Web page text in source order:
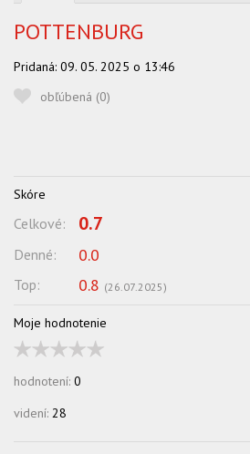
KALENDÁR AKCIÍ
POTTENBURG
Pridaná: 09. 05. 2025 o 13:46
obľúbená (0)
Skóre
Celkové: 0.7
Denné: 0.0
Top: 0.8 (26.07.2025)
Moje hodnotenie
hodnotení: 0
videní: 28